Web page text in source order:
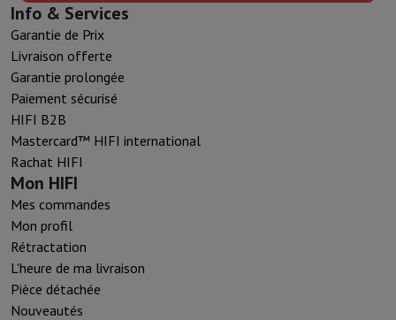
Info & Services
Garantie de Prix
Livraison offerte
Garantie prolongée
Paiement sécurisé
HIFI B2B
Mastercard™ HIFI international
Rachat HIFI
Mon HIFI
Mes commandes
Mon profil
Rétractation
L'heure de ma livraison
Pièce détachée
Nouveautés